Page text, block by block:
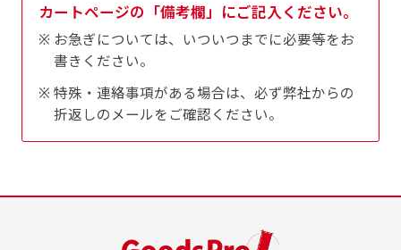
カートページの「備考欄」にご記入ください。
お急ぎについては、いついつまでに必要等をお
書きください。
特殊・連絡事項がある場合は、必ず弊社からの
折返しのメールをご確認ください。
Aバナー(60x180)
Aバナーは三角の形状を利用することでA面B面2
種のデザインを楽しむことができます。前からも
後ろからもアピールができる両面対応のバナーで
す。
自由入力(180x60以内)
お好みのサイズで縦幕・横幕の作成が可能です。
長辺が180cm以内、短辺が60cm以内であれば自
由なサイズを指定下さい！
あんな場所こんな場所お好みのサイズでお好みの